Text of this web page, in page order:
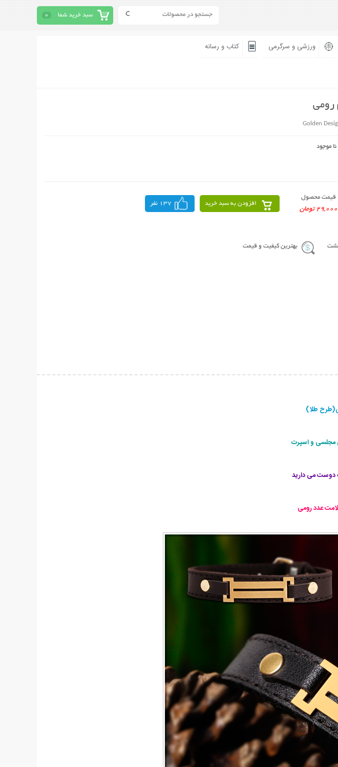
سبد خرید شما 0
ورزشی و سرگرمی کتاب و رسانه
رومی
Golden
قیمت محصول
29,000 تومان
افزودن به سبد خرید 137 نفر
بهترین کیفیت و قیمت
طلا)
مجلسی و اسپرت
دوست می دارید
عدد رومی